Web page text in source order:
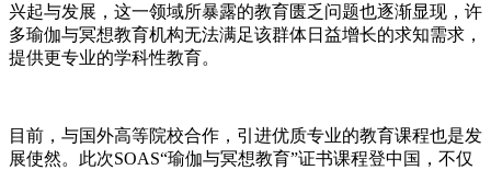
兴起与发展，这一领域所暴露的教育匮乏问题也逐渐显现，许
多瑜伽与冥想教育机构无法满足该群体日益增长的求知需求，
提供更专业的学科性教育。
目前，与国外高等院校合作，引进优质专业的教育课程也是发
展使然。此次SOAS“瑜伽与冥想教育”证书课程登中国，不仅